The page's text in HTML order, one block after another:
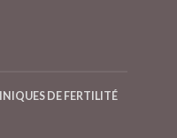
DE FERTILITÉ